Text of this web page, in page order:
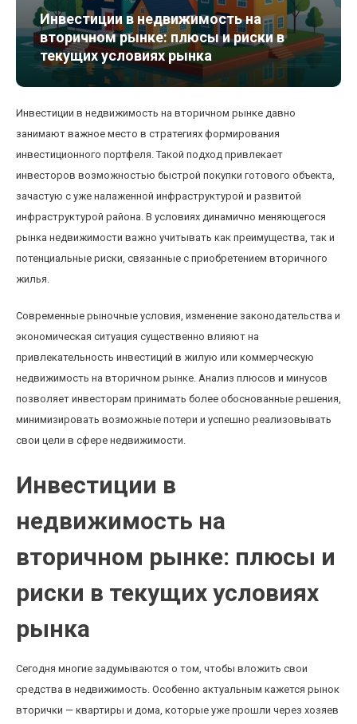
Инвестиции в недвижимость на
вторичном рынке: плюсы и риски в
текущих условиях рынка
Инвестиции в недвижимость на вторичном рынке давно
занимают важное место в стратегиях формирования
инвестиционного портфеля. Такой подход привлекает
инвесторов возможностью быстрой покупки готового объекта,
зачастую с уже налаженной инфраструктурой и развитой
инфраструктурой района. В условиях динамично меняющегося
рынка недвижимости важно учитывать как преимущества, так и
потенциальные риски, связанные с приобретением вторичного
жилья.
Современные рыночные условия, изменение законодательства и
экономическая ситуация существенно влияют на
привлекательность инвестиций в жилую или коммерческую
недвижимость на вторичном рынке. Анализ плюсов и минусов
позволяет инвесторам принимать более обоснованные решения,
минимизировать возможные потери и успешно реализовывать
свои цели в сфере недвижимости.
Инвестиции в
недвижимость на
вторичном рынке: плюсы и
риски в текущих условиях
рынка
Сегодня многие задумываются о том, чтобы вложить свои
средства в недвижимость. Особенно актуальным кажется рынок
вторички — квартиры и дома, которые уже прошли через хозяев